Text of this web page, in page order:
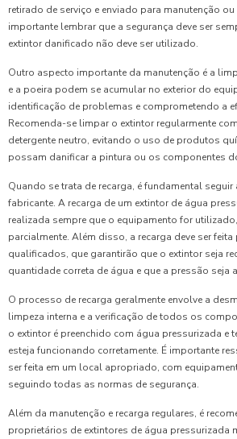
retirado de serviço e enviado para manutenção
importante lembrar que a segurança deve ser
extintor danificado não deve ser utilizado.
Outro aspecto importante da manutenção é a
e a poeira podem se acumular no exterior do
identificação de problemas e comprometendo a
Recomenda-se limpar o extintor regularmente
detergente neutro, evitando o uso de produtos
possam danificar a pintura ou os componentes
Quando se trata de recarga, é fundamental
fabricante. A recarga de um extintor de água
realizada sempre que o equipamento for
parcialmente. Além disso, a recarga deve ser
qualificados, que garantirão que o extintor seja
quantidade correta de água e que a pressão seja
O processo de recarga geralmente envolve a
limpeza interna e a verificação de todos os
o extintor é preenchido com água pressurizada e
esteja funcionando corretamente. É importante
ser feita em um local apropriado, com
seguindo todas as normas de segurança.
Além da manutenção e recarga regulares, é
proprietários de extintores de água pressurizada